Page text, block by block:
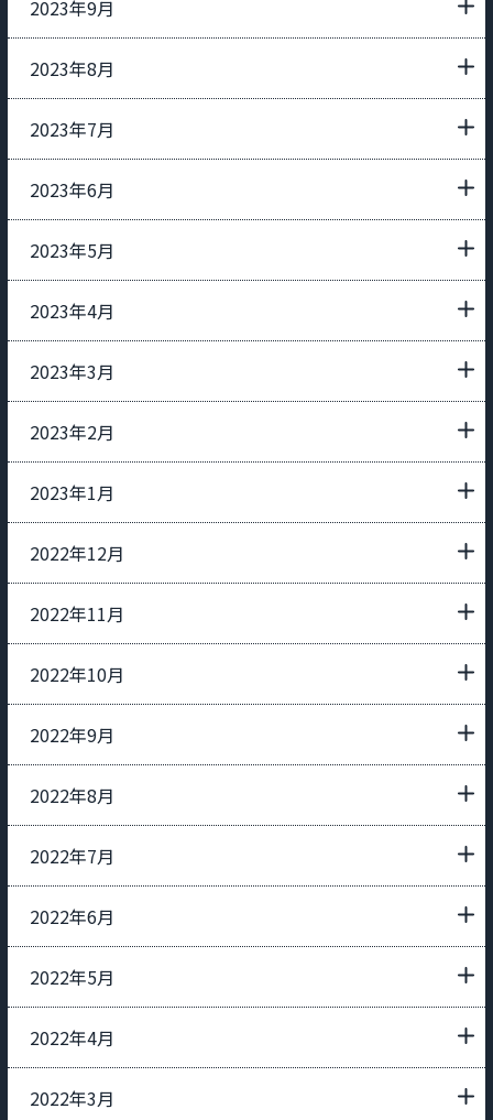
2023年9月
2023年8月
2023年7月
2023年6月
2023年5月
2023年4月
2023年3月
2023年2月
2023年1月
2022年12月
2022年11月
2022年10月
2022年9月
2022年8月
2022年7月
2022年6月
2022年5月
2022年4月
2022年3月